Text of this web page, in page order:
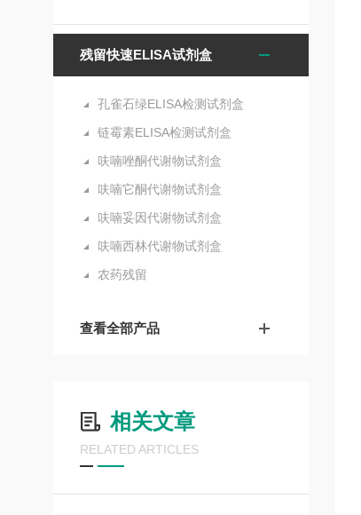
残留快速ELISA试剂盒
孔雀石绿ELISA检测试剂盒
链霉素ELISA检测试剂盒
呋喃唑酮代谢物试剂盒
呋喃它酮代谢物试剂盒
呋喃妥因代谢物试剂盒
呋喃西林代谢物试剂盒
农药残留
查看全部产品
相关文章
RELATED ARTICLES